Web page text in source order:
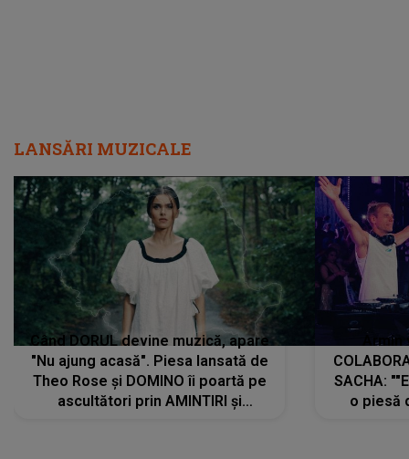
LANSĂRI MUZICALE
Când DORUL devine muzică, apare
"Nu ajung acasă". Piesa lansată de
Theo Rose și DOMINO îi poartă pe
ascultători prin AMINTIRI și
SACHA:
o piesă